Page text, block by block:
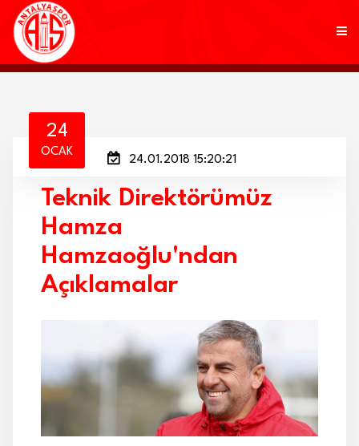
KULÜP
AKADEMİ
MARKALAR
TARAFTAR
İLETİŞİM
24
OCAK
24.01.2018 15:20:21
Teknik Direktörümüz
Hamza
Hamzaoğlu'ndan
Açıklamalar